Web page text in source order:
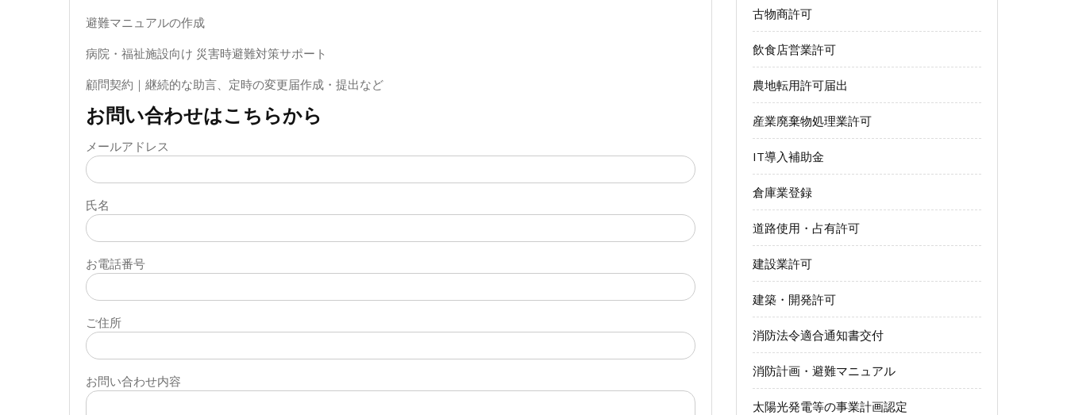
避難マニュアルの作成
病院・福祉施設向け 災害時避難対策サポート
顧問契約｜継続的な助言、定時の変更届作成・提出など
お問い合わせはこちらから
メールアドレス
氏名
お電話番号
ご住所
お問い合わせ内容
古物商許可
飲食店営業許可
農地転用許可届出
産業廃棄物処理業許可
IT導入補助金
倉庫業登録
道路使用・占有許可
建設業許可
建築・開発許可
消防法令適合通知書交付
消防計画・避難マニュアル
太陽光発電等の事業計画認定